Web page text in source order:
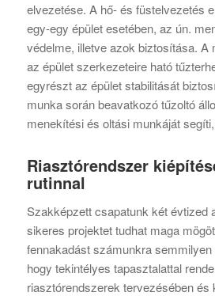
elvezetése. A hő- és füstelvezetés
egy-egy épület esetében, az ún.
védelme, illetve azok biztosítása. A
az épület szerkezeteire ható
egyrészt az épület stabilitását
munka során beavatkozó tűzoltó
menekítési és oltási munkáját
Riasztórendszer
rutinnal
Szakképzett csapatunk két évtized
sikeres projektet tudhat maga
fennakadást számunkra
hogy tekintélyes tapasztalattal
riasztórendszerek tervezésében és